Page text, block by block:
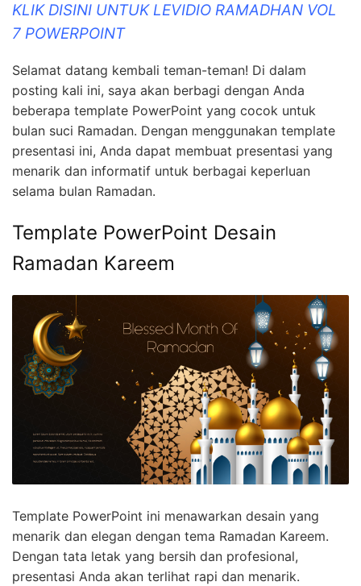
KLIK DISINI UNTUK LEVIDIO RAMADHAN VOL
7 POWERPOINT
Selamat datang kembali teman-teman! Di dalam
posting kali ini, saya akan berbagi dengan Anda
beberapa template PowerPoint yang cocok untuk
bulan suci Ramadan. Dengan menggunakan template
presentasi ini, Anda dapat membuat presentasi yang
menarik dan informatif untuk berbagai keperluan
selama bulan Ramadan.
Template PowerPoint Desain
Ramadan Kareem
Template PowerPoint ini menawarkan desain yang
menarik dan elegan dengan tema Ramadan Kareem.
Dengan tata letak yang bersih dan profesional,
presentasi Anda akan terlihat rapi dan menarik.